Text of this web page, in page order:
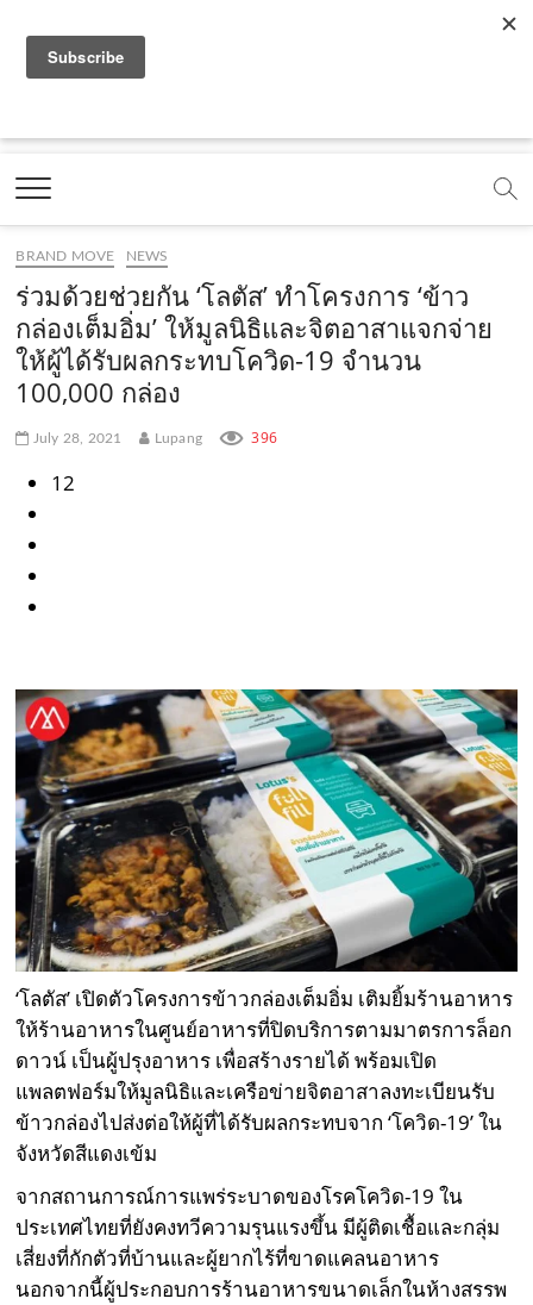
a
e
b
o
o
k
.
c
o
m
o
t
b
e
.
c
o
m
.
o
e
m
e
t
g
a
m
c
t
k
c
o
Marketing Oops!
DIGITAL | CREATIVE | ADVERTISING | CAMPAIGN |
BRAND MOVE NEWS
ร่วมด้วยช่วยกัน ‘โลตัส’ ทำโครงการ ‘ข้าว
กล่องเต็มอิ่ม’ ให้มูลนิธิและจิตอาสาแจกจ่าย
ให้ผู้ได้รับผลกระทบโควิด-19 จำนวน
100,000 กล่อง
July 28, 2021 Lupang 396
12
‘โลตัส’ เปิดตัวโครงการข้าวกล่องเต็มอิ่ม เติมยิ้มร้านอาหาร
ให้ร้านอาหารในศูนย์อาหารที่ปิดบริการตามมาตรการล็อก
ดาวน์ เป็นผู้ปรุงอาหาร เพื่อสร้างรายได้ พร้อมเปิด
แพลตฟอร์มให้มูลนิธิและเครือข่ายจิตอาสาลงทะเบียนรับ
ข้าวกล่องไปส่งต่อให้ผู้ที่ได้รับผลกระทบจาก ‘โควิด-19’ ใน
จังหวัดสีแดงเข้ม
จากสถานการณ์การแพร่ระบาดของโรคโควิด-19 ใน
ประเทศไทยที่ยังคงทวีความรุนแรงขึ้น มีผู้ติดเชื้อและกลุ่ม
เสี่ยงที่กักตัวที่บ้านและผู้ยากไร้ที่ขาดแคลนอาหาร
นอกจากนี้ผู้ประกอบการร้านอาหารขนาดเล็กในห้างสรรพ